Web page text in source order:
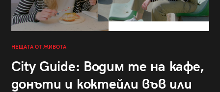
НЕЩАТА ОТ ЖИВОТА
City Guide: Водим те на кафе,
донъти и коктейли във или